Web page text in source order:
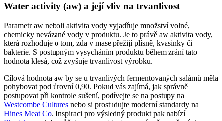
Water activity (aw) a její vliv na trvanlivost
Parametr aw neboli aktivita vody vyjadřuje množství volné,
chemicky nevázané vody v produktu. Je to právě aw aktivita vody,
která rozhoduje o tom, zda v mase přežijí plísně, kvasinky či
bakterie. S postupným vysycháním produktu během zrání tato
hodnota klesá, což zvyšuje trvanlivost výrobku.
Cílová hodnota aw by se u trvanlivých fermentovaných salámů měla
pohybovat pod úrovní 0,90. Pokud vás zajímá, jak správně
postupovat při kontrole sušení, podívejte se na postupy na
Westcombe Cultures nebo si prostudujte moderní standardy na
Hines Meat Co. Inspiraci pro výsledný produkt pak nabízí